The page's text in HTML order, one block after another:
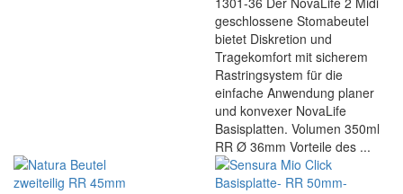
geschlossene Stomabeutel
bietet Diskretion und
Tragekomfort mit sicherem
Rastringsystem für die
einfache Anwendung planer
und konvexer NovaLife
Basisplatten. Volumen 350ml
RR Ø 36mm Vorteile des ...